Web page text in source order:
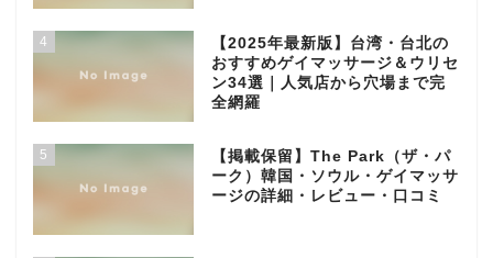
4
【2025年最新版】台湾・台北の
おすすめゲイマッサージ＆ウリセ
ン34選｜人気店から穴場まで完
全網羅
5
【掲載保留】The Park（ザ・パ
ーク）韓国・ソウル・ゲイマッサ
ージの詳細・レビュー・口コミ